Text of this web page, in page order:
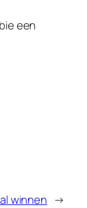
een
winnen →